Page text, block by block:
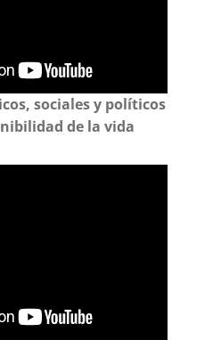
sociales y políticos
de la vida